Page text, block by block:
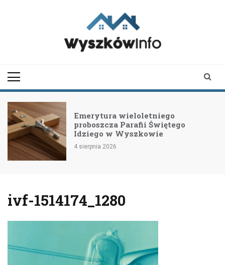
Emerytura wieloletniego
proboszcza Parafii Świętego
Idziego w Wyszkowie
4 sierpnia 2026
ivf-1514174_1280